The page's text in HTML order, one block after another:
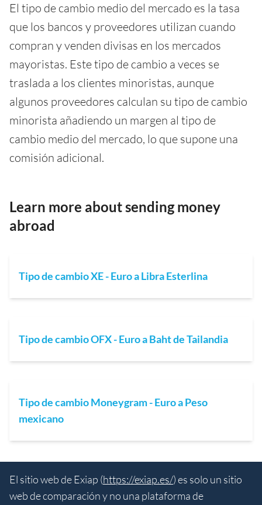
El tipo de cambio medio del mercado es la tasa
que los bancos y proveedores utilizan cuando
compran y venden divisas en los mercados
mayoristas. Este tipo de cambio a veces se
traslada a los clientes minoristas, aunque
algunos proveedores calculan su tipo de cambio
minorista añadiendo un margen al tipo de
cambio medio del mercado, lo que supone una
comisión adicional.
Learn more about sending money
abroad
Tipo de cambio XE - Euro a Libra Esterlina
Tipo de cambio OFX - Euro a Baht de Tailandia
Tipo de cambio Moneygram - Euro a Peso
mexicano
El sitio web de Exiap (https://exiap.es/) es solo un sitio
web de comparación y no una plataforma de